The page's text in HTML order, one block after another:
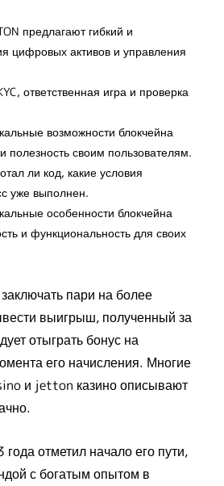
предлагают гибкий и
цифровых активов и управления
ответственная игра и проверка
возможности блокчейна
полезность своим пользователям.
ли код, какие условия
уже выполнен.
особенности блокчейна
и функциональность для своих
пари на более
выигрыш, полученный за
отыграть бонус на
его начисления. Многие
и jetton казино описывают
отметил начало его пути,
с богатым опытом в